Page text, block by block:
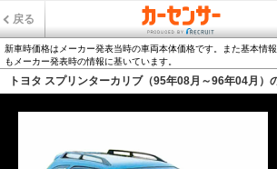
戻る
新車時価格はメーカー発表当時の車両本体価格です。また基本情
もメーカー発表時の情報に基いています。
トヨタ スプリンターカリブ（95年08月～96年04月）